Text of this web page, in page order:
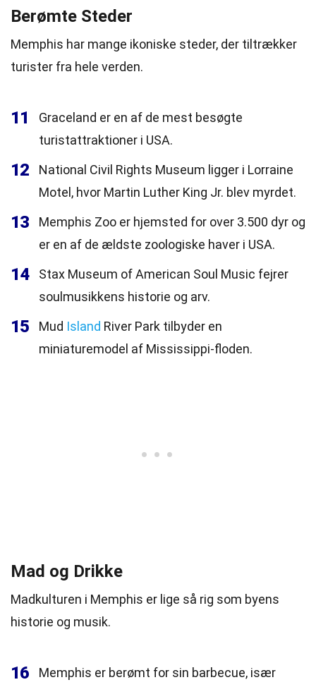
Berømte Steder
Memphis har mange ikoniske steder, der tiltrækker
turister fra hele verden.
11
Graceland er en af de mest besøgte
turistattraktioner i USA.
12
National Civil Rights Museum ligger i Lorraine
Motel, hvor Martin Luther King Jr. blev myrdet.
13
Memphis Zoo er hjemsted for over 3.500 dyr og
er en af de ældste zoologiske haver i USA.
14
Stax Museum of American Soul Music fejrer
soulmusikkens historie og arv.
15 Mud Island River Park tilbyder en
miniaturemodel af Mississippi-floden.
Mad og Drikke
Madkulturen i Memphis er lige så rig som byens
historie og musik.
16
Memphis er berømt for sin barbecue, især